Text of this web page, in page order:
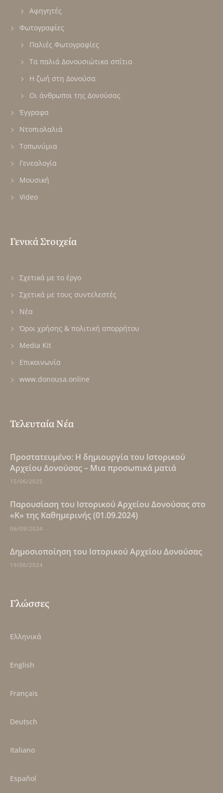
Αφηγητές
Φωτογραφίες
Παλιές Φωτογραφίες
Τα παλιά Δονουσιώτικα σπίτια
Η ζωή στη Δονούσα
Οι άνθρωποι της Δονούσας
Έγγραφα
Ντοπιολαλιά
Τοπωνύμια
Γενεαλογία
Μουσική
Video
Γενικά Στοιχεία
Σχετικά με το έργο
Σχετικά με τους συντελεστές
Νέα
Όροι χρήσης & πολιτική απορρήτου
Media Kit
Επικοινωνία
www.donousa.online
Τελευταία Νέα
Πρoστατευμένο: Η δημιουργία του Ιστορικού
Αρχείου Δονούσας – Μια προσωπικά ματιά
15/06/2025
Παρουσίαση του Ιστορικού Αρχείου Δονούσας στο
«Κ» της Καθημερινής (01.09.2024)
06/09/2024
Δημοσιοποίηση του Ιστορικού Αρχείου Δονούσας
19/06/2024
Γλώσσες
Ελληνικά
English
Français
Deutsch
Italiano
Español